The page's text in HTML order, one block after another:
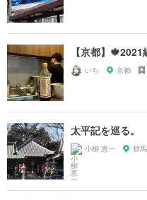
【京都】
いち 京都
太平記を巡る。
小柳 恵一 群馬